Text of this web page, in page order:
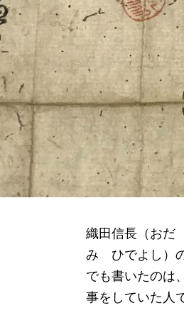
織田信長（おだ
み ひでよし）
でも書いたのは
事をしていた人